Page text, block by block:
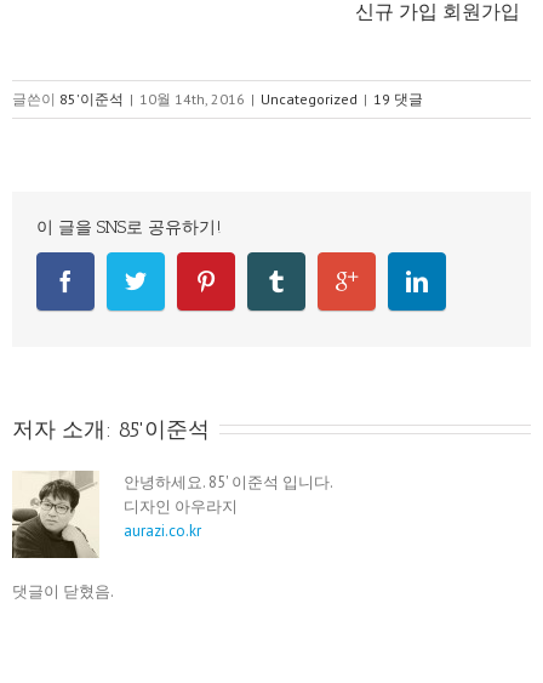
신규 가입 회원가입
글쓴이 85'이준석 | 10월 14th, 2016 | Uncategorized | 19 댓글
이 글을 SNS로 공유하기!
저자 소개: 85'이준석
안녕하세요. 85' 이준석 입니다.
디자인 아우라지
aurazi.co.kr
댓글이 닫혔음.